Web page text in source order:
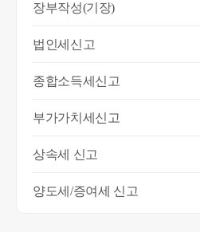
장부작성(기장)
법인세신고
종합소득세신고
부가가치세신고
상속세 신고
양도세/증여세 신고